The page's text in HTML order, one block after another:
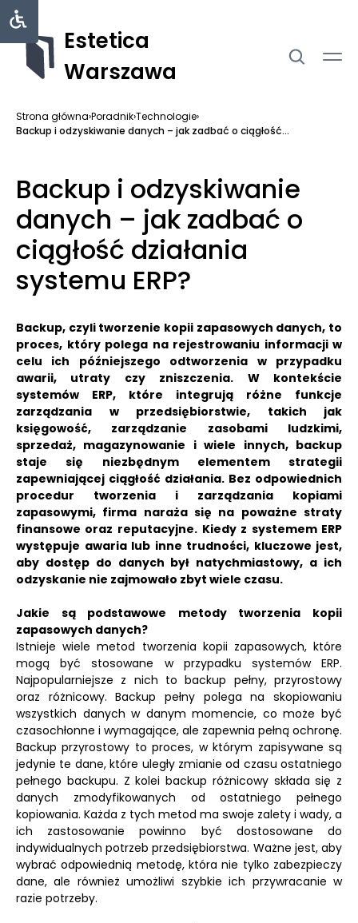
Estetica
Warszawa
Strona główna›Poradnik›Technologie›
Backup i odzyskiwanie danych – jak zadbać o ciągłość...
Backup i odzyskiwanie
danych – jak zadbać o
ciągłość działania
systemu ERP?
Backup, czyli tworzenie kopii zapasowych danych, to
proces, który polega na rejestrowaniu informacji w
celu ich późniejszego odtworzenia w przypadku
awarii, utraty czy zniszczenia. W kontekście
systemów ERP, które integrują różne funkcje
zarządzania w przedsiębiorstwie, takich jak
księgowość, zarządzanie zasobami ludzkimi,
sprzedaż, magazynowanie i wiele innych, backup
staje się niezbędnym elementem strategii
zapewniającej ciągłość działania. Bez odpowiednich
procedur tworzenia i zarządzania kopiami
zapasowymi, firma naraża się na poważne straty
finansowe oraz reputacyjne. Kiedy z systemem ERP
występuje awaria lub inne trudności, kluczowe jest,
aby dostęp do danych był natychmiastowy, a ich
odzyskanie nie zajmowało zbyt wiele czasu.
Jakie są podstawowe metody tworzenia kopii
zapasowych danych?
Istnieje wiele metod tworzenia kopii zapasowych, które
mogą być stosowane w przypadku systemów ERP.
Najpopularniejsze z nich to backup pełny, przyrostowy
oraz różnicowy. Backup pełny polega na skopiowaniu
wszystkich danych w danym momencie, co może być
czasochłonne i wymagające, ale zapewnia pełną ochronę.
Backup przyrostowy to proces, w którym zapisywane są
jedynie te dane, które uległy zmianie od czasu ostatniego
pełnego backupu. Z kolei backup różnicowy składa się z
danych zmodyfikowanych od ostatniego pełnego
kopiowania. Każda z tych metod ma swoje zalety i wady, a
ich zastosowanie powinno być dostosowane do
indywidualnych potrzeb przedsiębiorstwa. Ważne jest, aby
wybrać odpowiednią metodę, która nie tylko zabezpieczy
dane, ale również umożliwi szybkie ich przywracanie w
razie potrzeby.